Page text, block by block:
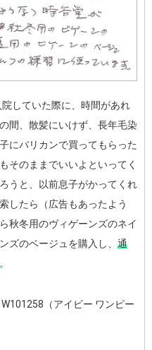
していた際に、時間があれ
間、散髪にいけず、長年毛染
にバリカンで買ってもらった
そのままでいいよといってく
うと、以前息子がかってくれ
したら（広告もあったよう
秋冬用のヴィゲーンズのネイ
ズのベージュを購入し、 通
。
（アイビー ワンピー